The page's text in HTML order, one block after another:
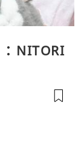
NITORI